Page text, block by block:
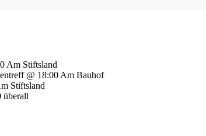
Am Stiftsland
@ 18:00 Am Bauhof
Stiftsland
überall